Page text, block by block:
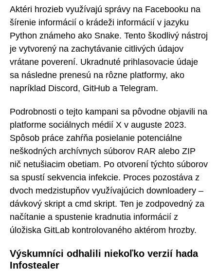
Aktéri hrozieb využívajú správy na Facebooku na
šírenie informácií o krádeži informácií v jazyku
Python známeho ako Snake. Tento škodlivý nástroj
je vytvorený na zachytávanie citlivých údajov
vrátane poverení. Ukradnuté prihlasovacie údaje
sa následne prenesú na rôzne platformy, ako
napríklad Discord, GitHub a Telegram.
Podrobnosti o tejto kampani sa pôvodne objavili na
platforme sociálnych médií X v auguste 2023.
Spôsob práce zahŕňa posielanie potenciálne
neškodných archívnych súborov RAR alebo ZIP
nič netušiacim obetiam. Po otvorení týchto súborov
sa spustí sekvencia infekcie. Proces pozostáva z
dvoch medzistupňov využívajúcich downloadery –
dávkový skript a cmd skript. Ten je zodpovedný za
načítanie a spustenie kradnutia informácií z
úložiska GitLab kontrolovaného aktérom hrozby.
Výskumníci odhalili niekoľko verzií hada
Infostealer